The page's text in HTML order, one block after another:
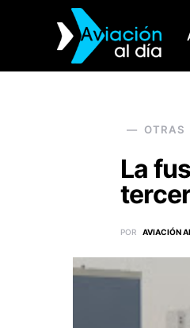
SEARCH FOR:
OTRAS
La
POR AVIACIÓN